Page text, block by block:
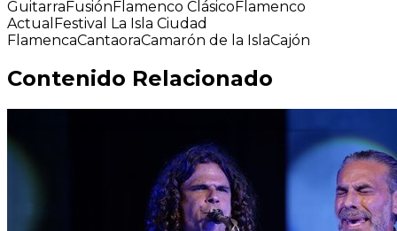
GuitarraFusiónFlamenco ClásicoFlamenco
Actual Festival La Isla Ciudad
FlamencaCantaoraCamarón de la IslaCajón
Contenido Relacionado